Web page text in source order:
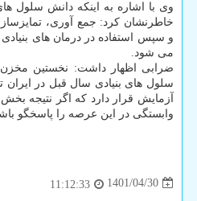
وی با اشاره به اینکه دانش سلول
خاطرنشان کرد: جمع آوری،
و سپس استفاده در درمان های
می شود.
ضرابی اظهار داشت: نخستین مخزن
سلول های بنیادی سال قبل در ایران
آزمایش قرار دارد که اگر نتیجه
وابستگی در این عرصه را پاسخگو
1401/04/30
11:12:33